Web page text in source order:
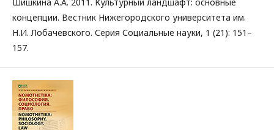
концепции. Вестник Нижегородского университета им.
Н.И. Лобачевского. Серия Социальные науки, 1 (21): 151–
157.